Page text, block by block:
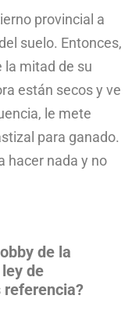
provincial a
suelo. Entonces,
la mitad de su
están secos y ve
le mete
para ganado.
hacer nada y no
de la
de
referencia?